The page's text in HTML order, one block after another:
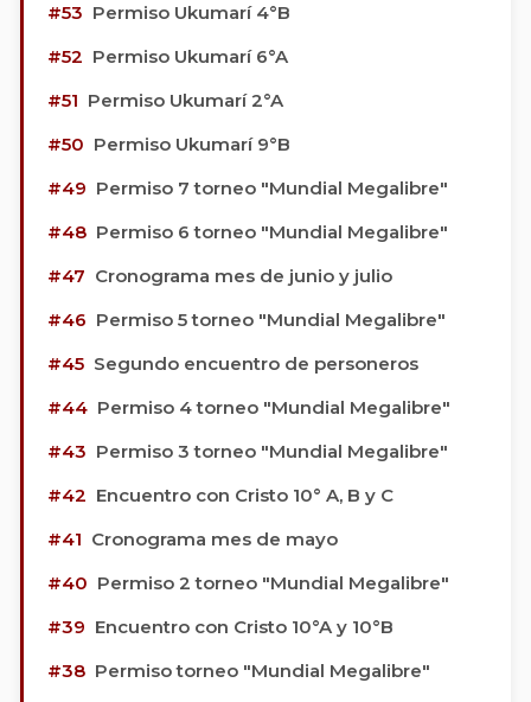
#53 Permiso Ukumarí 4°B
#52 Permiso Ukumarí 6°A
#51 Permiso Ukumarí 2°A
#50 Permiso Ukumarí 9°B
#49 Permiso 7 torneo "Mundial Megalibre"
#48 Permiso 6 torneo "Mundial Megalibre"
#47 Cronograma mes de junio y julio
#46 Permiso 5 torneo "Mundial Megalibre"
#45 Segundo encuentro de personeros
#44 Permiso 4 torneo "Mundial Megalibre"
#43 Permiso 3 torneo "Mundial Megalibre"
#42 Encuentro con Cristo 10° A, B y C
#41 Cronograma mes de mayo
#40 Permiso 2 torneo "Mundial Megalibre"
#39 Encuentro con Cristo 10°A y 10°B
#38 Permiso torneo "Mundial Megalibre"